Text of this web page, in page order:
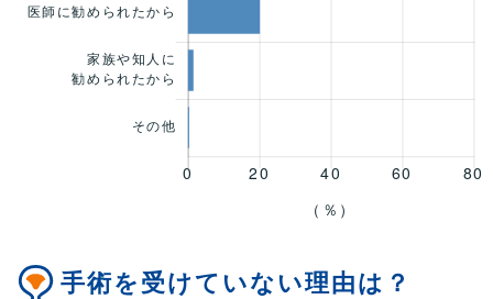
手術を受けていない理由は？